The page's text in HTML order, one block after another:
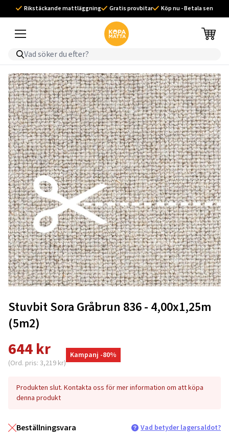
Rikstäckande mattläggning Gratis provbitar Köp nu - Betala sen
Stuvbit Sora Gråbrun 836 - 4,00x1,25m
(5m2)
644 kr
(Ord. pris: 3,219 kr)
Kampanj -80%
Produkten slut. Kontakta oss för mer information om att köpa
denna produkt
Beställningsvara Vad betyder lagersaldot?